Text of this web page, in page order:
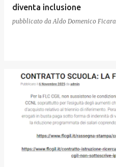
diventa inclusione
pubblicato da Aldo Domenico Ficara